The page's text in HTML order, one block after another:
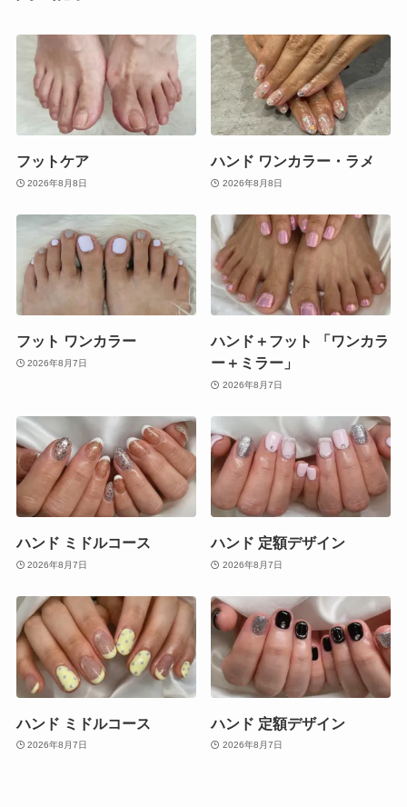
フットケア
2026年8月8日
ハンド ワンカラー・ラメ
2026年8月8日
フット ワンカラー
2026年8月7日
ハンド＋フット 「ワンカラ
ー＋ミラー」
2026年8月7日
ハンド ミドルコース
2026年8月7日
ハンド 定額デザイン
2026年8月7日
ハンド ミドルコース
2026年8月7日
ハンド 定額デザイン
2026年8月7日